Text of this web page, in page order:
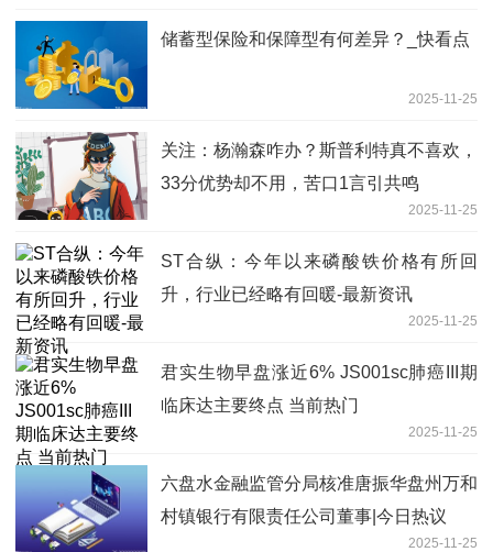
储蓄型保险和保障型有何差异？_快看点
2025-11-25
关注：杨瀚森咋办？斯普利特真不喜欢，
33分优势却不用，苦口1言引共鸣
2025-11-25
ST合纵：今年以来磷酸铁价格有所回
升，行业已经略有回暖-最新资讯
2025-11-25
君实生物早盘涨近6% JS001sc肺癌III期
临床达主要终点 当前热门
2025-11-25
六盘水金融监管分局核准唐振华盘州万和
村镇银行有限责任公司董事|今日热议
2025-11-25